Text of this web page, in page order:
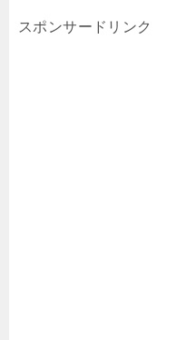
スポンサードリンク